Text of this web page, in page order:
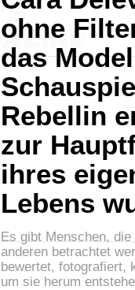
ohne
das
Rebellin
zur
ihres
Lebens
Es gibt Menschen,
anderen betrachtet
bewertet, fotografiert,
um sie herum